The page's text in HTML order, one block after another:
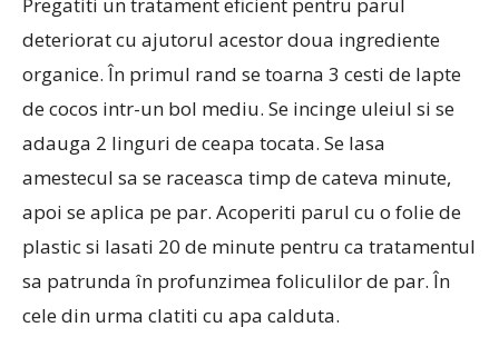
Pregatiti un tratament eficient pentru parul
deteriorat cu ajutorul acestor doua ingrediente
organice. În primul rand se toarna 3 cesti de lapte
de cocos intr-un bol mediu. Se incinge uleiul si se
adauga 2 linguri de ceapa tocata. Se lasa
amestecul sa se raceasca timp de cateva minute,
apoi se aplica pe par. Acoperiti parul cu o folie de
plastic si lasati 20 de minute pentru ca tratamentul
sa patrunda în profunzimea foliculilor de par. În
cele din urma clatiti cu apa calduta.